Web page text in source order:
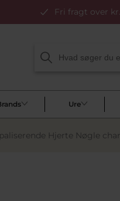
Fri fragt over
Ure
Hjerte Nøgle